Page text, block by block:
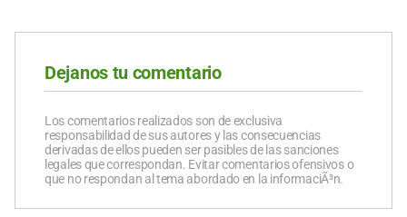
Dejanos tu comentario
Los comentarios realizados son de exclusiva
responsabilidad de sus autores y las consecuencias
derivadas de ellos pueden ser pasibles de las sanciones
legales que correspondan. Evitar comentarios ofensivos o
que no respondan al tema abordado en la informaciÃ³n.